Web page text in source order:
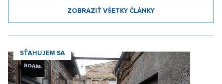
ZOBRAZIŤ VŠETKY ČLÁNKY
SŤAHUJEM SA